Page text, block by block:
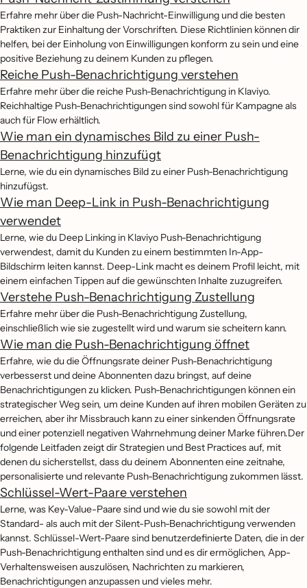
Erfahre mehr über die Push-Nachricht-Einwilligung und die besten
Praktiken zur Einhaltung der Vorschriften. Diese Richtlinien können dir
helfen, bei der Einholung von Einwilligungen konform zu sein und eine
positive Beziehung zu deinem Kunden zu pflegen.
Reiche Push-Benachrichtigung verstehen
Erfahre mehr über die reiche Push-Benachrichtigung in Klaviyo.
Reichhaltige Push-Benachrichtigungen sind sowohl für Kampagne als
auch für Flow erhältlich.
Wie man ein dynamisches Bild zu einer Push-
Benachrichtigung hinzufügt
Lerne, wie du ein dynamisches Bild zu einer Push-Benachrichtigung
hinzufügst.
Wie man Deep-Link in Push-Benachrichtigung
verwendet
Lerne, wie du Deep Linking in Klaviyo Push-Benachrichtigung
verwendest, damit du Kunden zu einem bestimmten In-App-
Bildschirm leiten kannst. Deep-Link macht es deinem Profil leicht, mit
einem einfachen Tippen auf die gewünschten Inhalte zuzugreifen.
Verstehe Push-Benachrichtigung Zustellung
Erfahre mehr über die Push-Benachrichtigung Zustellung,
einschließlich wie sie zugestellt wird und warum sie scheitern kann.
Wie man die Push-Benachrichtigung öffnet
Erfahre, wie du die Öffnungsrate deiner Push-Benachrichtigung
verbesserst und deine Abonnenten dazu bringst, auf deine
Benachrichtigungen zu klicken. Push-Benachrichtigungen können ein
strategischer Weg sein, um deine Kunden auf ihren mobilen Geräten zu
erreichen, aber ihr Missbrauch kann zu einer sinkenden Öffnungsrate
und einer potenziell negativen Wahrnehmung deiner Marke führen.Der
folgende Leitfaden zeigt dir Strategien und Best Practices auf, mit
denen du sicherstellst, dass du deinem Abonnenten eine zeitnahe,
personalisierte und relevante Push-Benachrichtigung zukommen lässt.
Schlüssel-Wert-Paare verstehen
Lerne, was Key-Value-Paare sind und wie du sie sowohl mit der
Standard- als auch mit der Silent-Push-Benachrichtigung verwenden
kannst. Schlüssel-Wert-Paare sind benutzerdefinierte Daten, die in der
Push-Benachrichtigung enthalten sind und es dir ermöglichen, App-
Verhaltensweisen auszulösen, Nachrichten zu markieren,
Benachrichtigungen anzupassen und vieles mehr.